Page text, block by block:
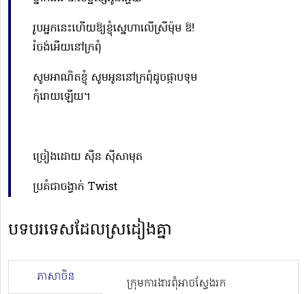
រូបអ្នកនេះហើយឱ្យខ្ញុំស្នេហាលើស្រីម៉ុម ឱ!
រំចង់អើយនៅក្រពុំ
សូមអាណិតខ្ញុំ សូមអូននៅក្រពុំដូចផ្កាបទុម
កុំរោយឡើយ។
ច្រៀងដោយ សុីន សុីសាមុត
ប្រគំជាចង្វាក់ Twist
បទបរទេសដែលស្រដៀងគ្នា
ភាសាចិន
ក្រុមការងារពុំអាចស្វែងរក